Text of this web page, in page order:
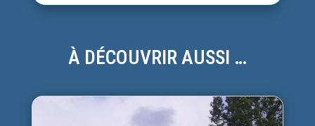
À DÉCOUVRIR AUSSI …